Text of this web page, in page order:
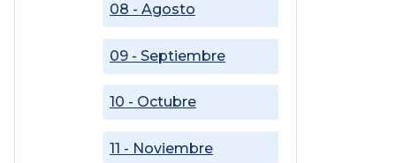
08 - Agosto
09 - Septiembre
10 - Octubre
11 - Noviembre